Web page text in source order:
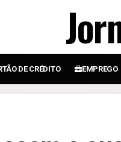
DE CRÉDITO EMPREGO